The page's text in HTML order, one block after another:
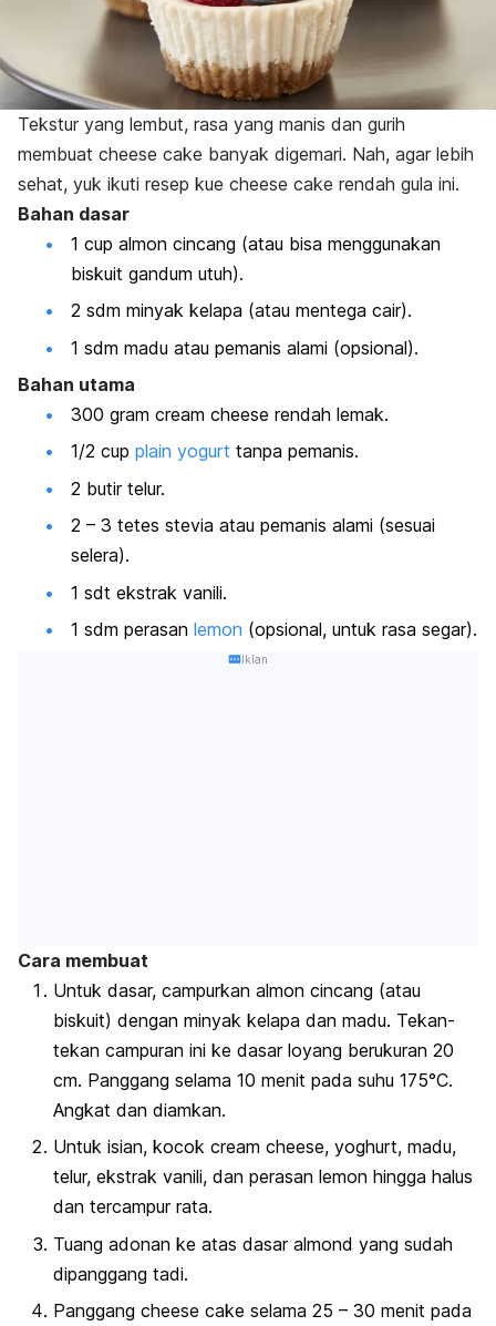
Tekstur yang lembut, rasa yang manis dan gurih
membuat cheese cake banyak digemari. Nah, agar lebih
sehat, yuk ikuti resep kue cheese cake rendah gula ini.
Bahan dasar
1 cup almon cincang (atau bisa menggunakan
biskuit gandum utuh).
2 sdm minyak kelapa (atau mentega cair).
1 sdm madu atau pemanis alami (opsional).
Bahan utama
300 gram cream cheese rendah lemak.
1/2 cup plain yogurt tanpa pemanis.
2 butir telur.
2 – 3 tetes stevia atau pemanis alami (sesuai
selera).
1 sdt ekstrak vanili.
1 sdm perasan lemon (opsional, untuk rasa segar).
Iklan
Cara membuat
Untuk dasar, campurkan almon cincang (atau
biskuit) dengan minyak kelapa dan madu. Tekan-
tekan campuran ini ke dasar loyang berukuran 20
cm. Panggang selama 10 menit pada suhu 175°C.
Angkat dan diamkan.
Untuk isian, kocok cream cheese, yoghurt, madu,
telur, ekstrak vanili, dan perasan lemon hingga halus
dan tercampur rata.
Tuang adonan ke atas dasar almond yang sudah
dipanggang tadi.
Panggang cheese cake selama 25 – 30 menit pada